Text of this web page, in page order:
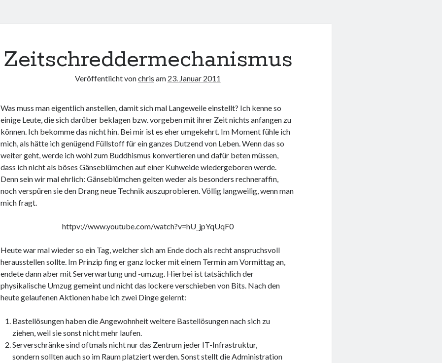
Zeitschreddermechanismus
Veröffentlicht vonchris am 23. Januar 2011
Was muss man eigentlich anstellen, damit sich mal Langeweile einstellt? Ich kenne so
einige Leute, die sich darüber beklagen bzw. vorgeben mit ihrer Zeit nichts anfangen zu
können. Ich bekomme das nicht hin. Bei mir ist es eher umgekehrt. Im Moment fühle ich
mich, als hätte ich genügend Füllstoff für ein ganzes Dutzend von Leben. Wenn das so
weiter geht, werde ich wohl zum Buddhismus konvertieren und dafür beten müssen,
dass ich nicht als böses Gänseblümchen auf einer Kuhweide wiedergeboren werde.
Denn sein wir mal ehrlich: Gänseblümchen gelten weder als besonders rechneraffin,
noch verspüren sie den Drang neue Technik auszuprobieren. Völlig langweilig, wenn man
mich fragt.
httpv://www.youtube.com/watch?v=hU_jpYqUqF0
Heute war mal wieder so ein Tag,welcher sich am Ende doch als recht anspruchsvoll
herausstellen sollte. Im Prinzip fing er ganz locker mit einem Termin am Vormittag an,
endete dann aber mit Serverwartung und -umzug. Hierbei ist tatsächlich der
physikalische Umzug gemeint und nicht das lockere verschieben von Bits. Nach den
heute gelaufenen Aktionen habe ich zwei Dinge gelernt:
Bastellösungen haben die Angewohnheit weitere Bastellösungen nach sich zu
ziehen, weil sie sonst nicht mehr laufen.
Serverschränke sind oftmals nicht nur das Zentrum jeder IT-Infrastruktur,
sondern sollten auch so im Raum platziert werden. Sonst stellt die Administration